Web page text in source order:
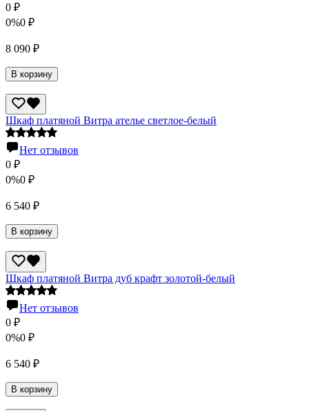
0 ₽
0%0 ₽
8 090 ₽
В корзину
Шкаф платяной Витра ателье светлое-белый
Нет отзывов
0 ₽
0%0 ₽
6 540 ₽
В корзину
Шкаф платяной Витра дуб крафт золотой-белый
Нет отзывов
0 ₽
0%0 ₽
6 540 ₽
В корзину